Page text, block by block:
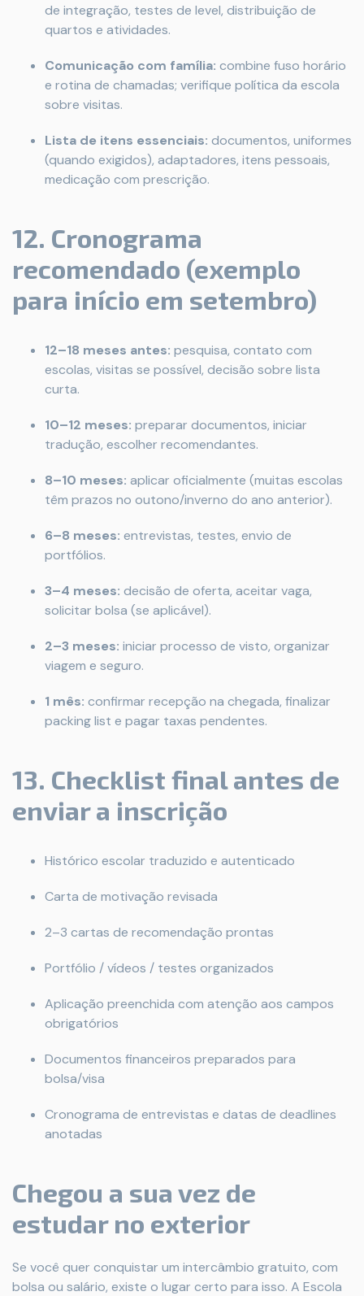
de integração, testes de level, distribuição de
quartos e atividades.
Comunicação com família: combine fuso horário
e rotina de chamadas; verifique política da escola
sobre visitas.
Lista de itens essenciais: documentos, uniformes
(quando exigidos), adaptadores, itens pessoais,
medicação com prescrição.
12. Cronograma
recomendado (exemplo
para início em setembro)
12–18 meses antes: pesquisa, contato com
escolas, visitas se possível, decisão sobre lista
curta.
10–12 meses: preparar documentos, iniciar
tradução, escolher recomendantes.
8–10 meses: aplicar oficialmente (muitas escolas
têm prazos no outono/inverno do ano anterior).
6–8 meses: entrevistas, testes, envio de
portfólios.
3–4 meses: decisão de oferta, aceitar vaga,
solicitar bolsa (se aplicável).
2–3 meses: iniciar processo de visto, organizar
viagem e seguro.
1 mês: confirmar recepção na chegada, finalizar
packing list e pagar taxas pendentes.
13. Checklist final antes de
enviar a inscrição
Histórico escolar traduzido e autenticado
Carta de motivação revisada
2–3 cartas de recomendação prontas
Portfólio / vídeos / testes organizados
Aplicação preenchida com atenção aos campos
obrigatórios
Documentos financeiros preparados para
bolsa/visa
Cronograma de entrevistas e datas de deadlines
anotadas
Chegou a sua vez de
estudar no exterior
Se você quer conquistar um intercâmbio gratuito, com
bolsa ou salário, existe o lugar certo para isso. A Escola